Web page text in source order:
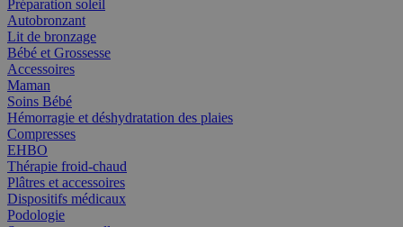
Préparation soleil
Autobronzant
Lit de bronzage
Bébé et Grossesse
Accessoires
Maman
Soins Bébé
Hémorragie et déshydratation des plaies
Compresses
EHBO
Thérapie froid-chaud
Plâtres et accessoires
Dispositifs médicaux
Podologie